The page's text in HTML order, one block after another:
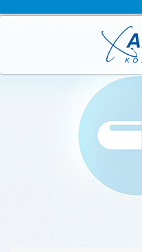
PAR MUMS
PRIVĀTUMA